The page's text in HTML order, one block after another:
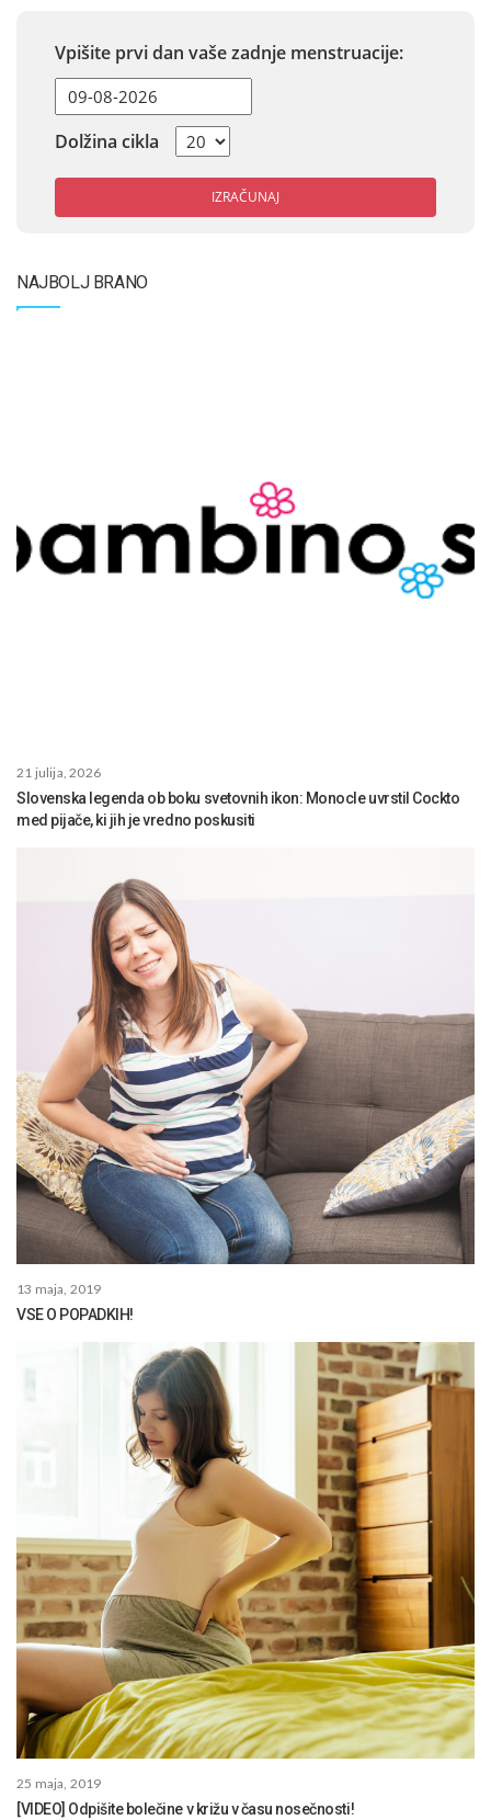
Vpišite prvi dan vaše zadnje menstruacije:
Dolžina cikla
IZRAČUNAJ
NAJBOLJ BRANO
21 julija, 2026
Slovenska legenda ob boku svetovnih ikon: Monocle uvrstil Cockto
med pijače, ki jih je vredno poskusiti
13 maja, 2019
VSE O POPADKIH!
25 maja, 2019
[VIDEO] Odpišite bolečine v križu v času nosečnosti!